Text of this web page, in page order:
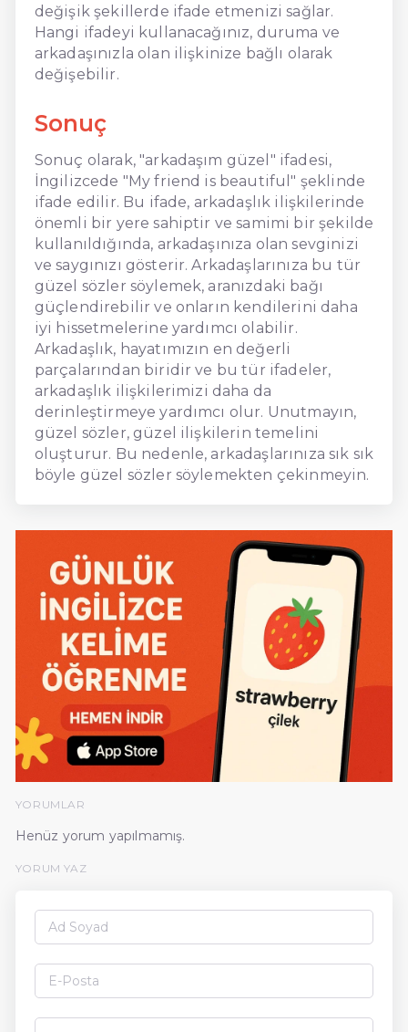
değişik şekillerde ifade etmenizi sağlar.
Hangi ifadeyi kullanacağınız, duruma ve
arkadaşınızla olan ilişkinize bağlı olarak
değişebilir.
Sonuç
Sonuç olarak, "arkadaşım güzel" ifadesi,
İngilizcede "My friend is beautiful" şeklinde
ifade edilir. Bu ifade, arkadaşlık ilişkilerinde
önemli bir yere sahiptir ve samimi bir şekilde
kullanıldığında, arkadaşınıza olan sevginizi
ve saygınızı gösterir. Arkadaşlarınıza bu tür
güzel sözler söylemek, aranızdaki bağı
güçlendirebilir ve onların kendilerini daha
iyi hissetmelerine yardımcı olabilir.
Arkadaşlık, hayatımızın en değerli
parçalarından biridir ve bu tür ifadeler,
arkadaşlık ilişkilerimizi daha da
derinleştirmeye yardımcı olur. Unutmayın,
güzel sözler, güzel ilişkilerin temelini
oluşturur. Bu nedenle, arkadaşlarınıza sık sık
böyle güzel sözler söylemekten çekinmeyin.
YORUMLAR
Henüz yorum yapılmamış.
YORUM YAZ